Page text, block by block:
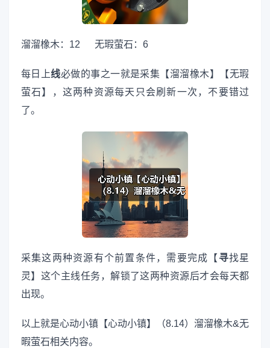
溜溜橡木：12 无瑕萤石：6
每日上线必做的事之一就是采集【溜溜橡木】【无瑕
萤石】，这两种资源每天只会刷新一次，不要错过
了。
采集这两种资源有个前置条件，需要完成【 寻找星
灵】这个主线任务，解锁了这两种资源后才会每天都
出现。
以上就是心动小镇【心动小镇】（8.14）溜溜橡木&无
暇萤石相关内容。